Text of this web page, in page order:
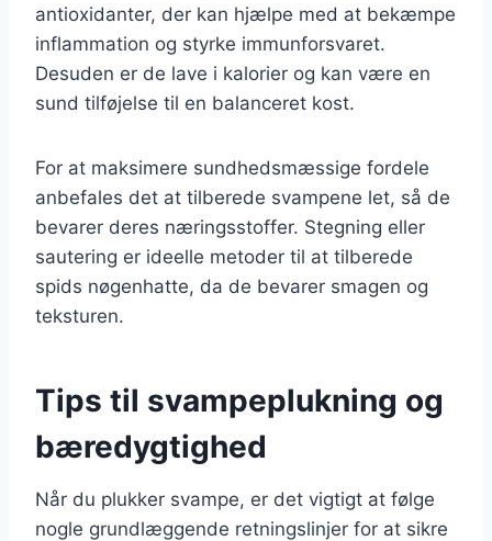
antioxidanter, der kan hjælpe med at bekæmpe
inflammation og styrke immunforsvaret.
Desuden er de lave i kalorier og kan være en
sund tilføjelse til en balanceret kost.
For at maksimere sundhedsmæssige fordele
anbefales det at tilberede svampene let, så de
bevarer deres næringsstoffer. Stegning eller
sautering er ideelle metoder til at tilberede
spids nøgenhatte, da de bevarer smagen og
teksturen.
Tips til svampeplukning og
bæredygtighed
Når du plukker svampe, er det vigtigt at følge
nogle grundlæggende retningslinjer for at sikre